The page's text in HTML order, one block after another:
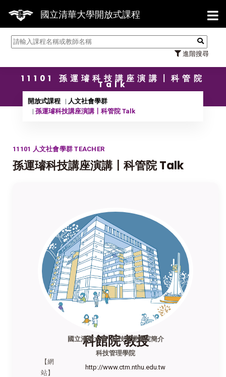
國立清華大學開放式課程
進階搜尋
【7/
11101 孫運璿科技講座演講〡科管院
Talk
開放式課程
人文社會學群
孫運璿科技講座演講〡科管院 Talk
11101 人文社會學群 TEACHER
孫運璿科技講座演講〡科管院 Talk
科館院 教授
科技管理學院
國立清華大學 科技管理學院簡介
【網
站】
http://www.ctm.nthu.edu.tw